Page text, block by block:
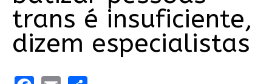
trans é insuficiente,
dizem especialistas